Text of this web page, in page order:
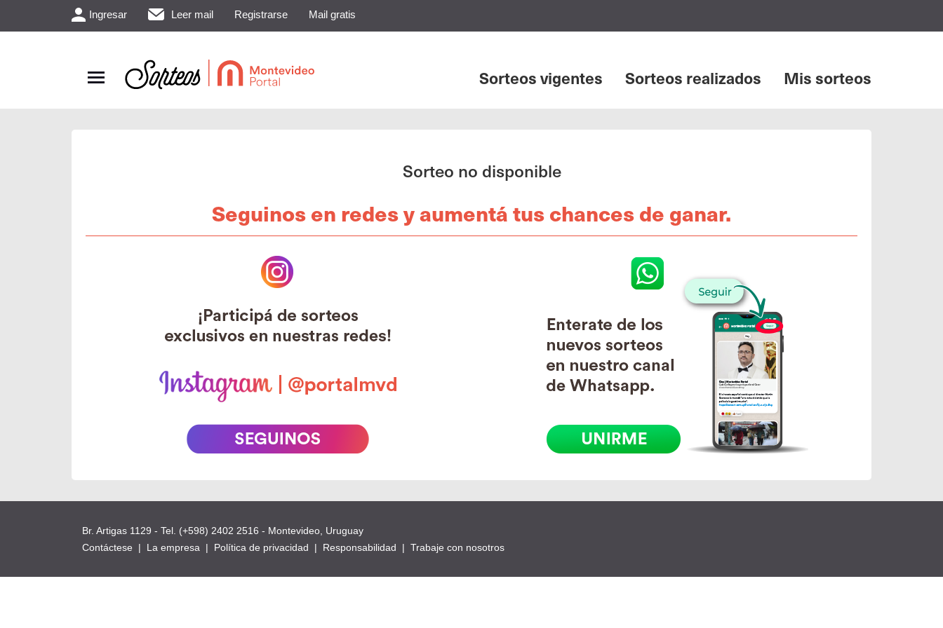
Ingresar Leer mail Registrarse Mail gratis
Sorteos vigentes Sorteos realizados Mis sorteos
Sorteo no disponible
Seguinos en redes y aumentá tus chances de ganar.
Br. Artigas 1129 - Tel. (+598) 2402 2516 - Montevideo, Uruguay
Contáctese | La empresa | Política de privacidad | Responsabilidad | Trabaje con nosotros